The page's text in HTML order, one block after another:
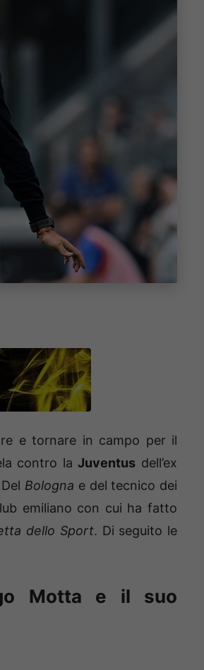
e tornare in campo per il
contro laJuventus dell’ex
Bologna e del tecnico dei
emiliano con cui ha fatto
dello Sport. Di seguito le
Motta e il suo